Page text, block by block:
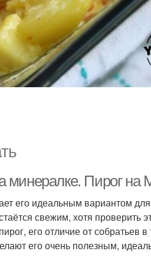
минералке. Пирог
его идеальным вариантом
свежим, хотя проверить
его отличие от собратьев
его очень полезным,